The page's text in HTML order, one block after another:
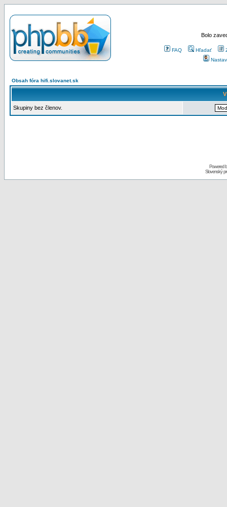
Bolo
FAQ Hľadať
Obsah fóra hifi.slovanet.sk
Skupiny bez členov.
Powered
Slovenský